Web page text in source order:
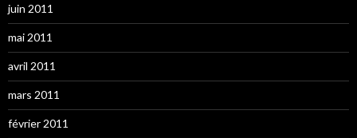
juin 2011
mai 2011
avril 2011
mars 2011
février 2011